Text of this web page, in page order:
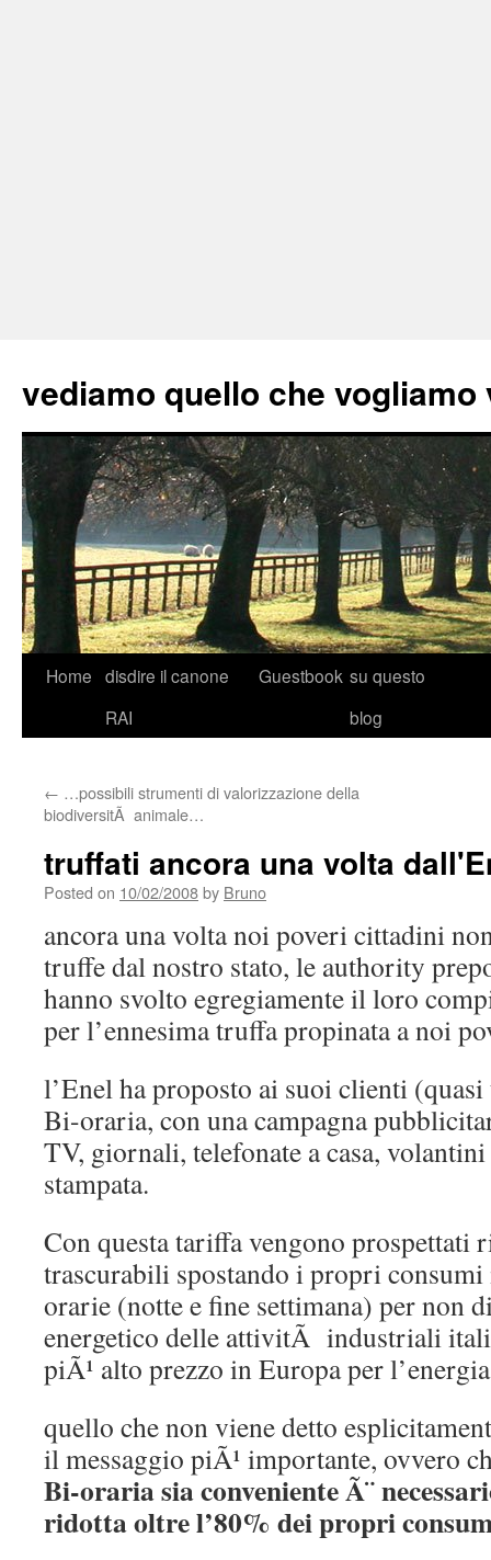
vediamo quello che vogliamo
Skip
Home disdire il canone
RAI
Guestbook su questo
blog
← …possibili strumenti di valorizzazione della
biodiversitÃ animale…
truffati ancora una volta
Posted on 10/02/2008by Bruno
ancora una volta noi poveri cittadini
truffe dal nostro stato, le authority
hanno svolto egregiamente il loro
per l’ennesima truffa propinata a noi
l’Enel ha proposto ai suoi clienti
Bi-oraria, con una campagna
TV, giornali, telefonate a casa,
stampata.
Con questa tariffa vengono prospettati
trascurabili spostando i propri consumi
orarie (notte e fine settimana) per non
energetico delle attivitÃ industriali
piÃ¹ alto prezzo in Europa per
quello che non viene detto
il messaggio piÃ¹ importante, ovvero
Bi-oraria sia conveniente Ã¨
ridotta oltre l’80% dei propri